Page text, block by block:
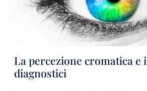
La percezione cromatica e
diagnostici